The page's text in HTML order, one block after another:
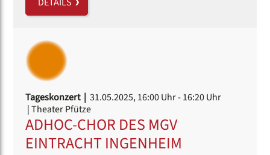
Tageskonzert | 31.05.2025, 16:00 Uhr- 16:20 Uhr
| Theater Pfütze
ADHOC-CHOR DES MGV
EINTRACHT INGENHEIM